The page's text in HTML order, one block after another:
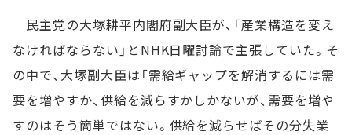
民主党の大塚耕平内閣府副大臣が、「産業構造を変え
なければならない」とNHK日曜討論で主張していた。そ
の中で、大塚副大臣は「需給ギャップを解消するには需
要を増やすか、供給を減らすかしかないが、需要を増や
すのはそう簡単ではない。供給を減らせばその分失業